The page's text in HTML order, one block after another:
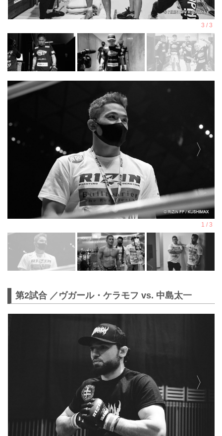
第2試合 ／ヴガール・ケラモフ vs. 中島太一